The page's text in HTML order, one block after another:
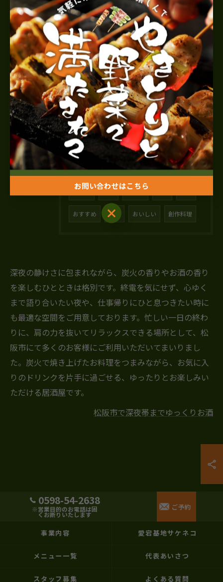
最近の投稿 Recent Posts
2025/10/28
タグ Tags
焼き鳥 松阪市 居酒屋 ヘルシー
デート 駅近 隠れ家
おすすめ お酒 おいしい 創作料理
深夜の静けさに包まれながら、炭火の香りやお酒の香り
を楽しむひとときは格別です。終電を気にせず、心ゆく
まで語り合いたい夜や、仕事帰りにひと息つきたい時に
も最適な空間をご用意しております。忙しい一日の終わ
りに、肩の力を抜いてリラックスできる場所として、松
阪市にて多くのお客様にご利用いただいてまいりまし
た。炭火で焼き上げたお料理をつまみながら、お気に入
りのドリンクを片手に過ごせる、ゆったりとお楽しみい
ただける居酒屋です。
松阪市で深夜帯までゆっくりお酒
0598-54-2638
※営業目的のお電話は固
くお断りいたします
ご予約
事業内容 愛宕基地サケネコ
メニュー一覧 代表あいさつ
スタッフ募集 よくある質問
お問い合わせはこちら
お問い合わせはこちら